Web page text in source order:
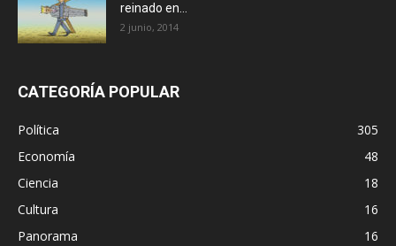
reinado en...
2 junio, 2014
CATEGORÍA POPULAR
Política
305
Economía
48
Ciencia
18
Cultura
16
Panorama
16